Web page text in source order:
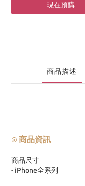
現在預購
商品描述
⦿ 商品資訊
商品尺寸
- iPhone全系列